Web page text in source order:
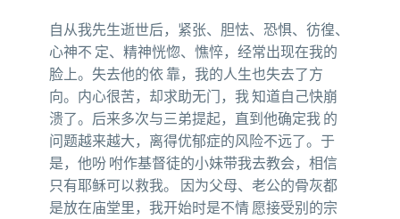
自从我先生逝世后，紧张、胆怯、恐惧、彷徨、
心神不 定、精神恍惚、憔悴，经常出现在我的
脸上。失去他的依 靠，我的人生也失去了方
向。内心很苦，却求助无门，我 知道自己快崩
溃了。后来多次与三弟提起，直到他确定我 的
问题越来越大，离得优郁症的风险不远了。于
是，他吩 咐作基督徒的小妹带我去教会，相信
只有耶稣可以救我。 因为父母、老公的骨灰都
是放在庙堂里，我开始时是不情 愿接受别的宗